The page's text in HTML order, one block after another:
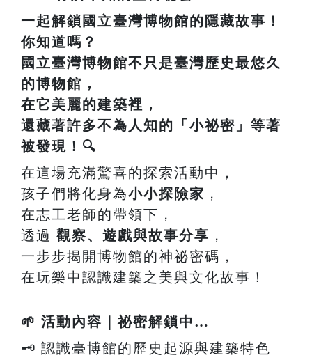
一起解鎖國立臺灣博物館的隱藏故事！
你知道嗎？
國立臺灣博物館不只是臺灣歷史最悠久
的博物館，
在它美麗的建築裡，
還藏著許多不為人知的「小祕密」等著
被發現！🔍
在這場充滿驚喜的探索活動中，
孩子們將化身為小小探險家 ，
在志工老師的帶領下，
透過 觀察、遊戲與故事分享 ，
一步步揭開博物館的神祕密碼，
在玩樂中認識建築之美與文化故事！
🌱 活動內容｜祕密解鎖中…
🗝️ 認識臺博館的歷史起源與建築特色